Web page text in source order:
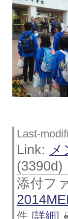
Last-
Link: メ
(3390d)
添付フ
件 [詳細]